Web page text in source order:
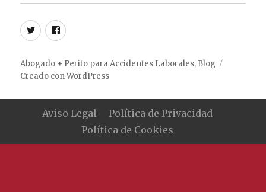
TwitterFacebook
Abogado + Perito para Accidentes Laborales, Blog
Creado con WordPress
Aviso Legal
Política de Privacidad
Política de Cookies